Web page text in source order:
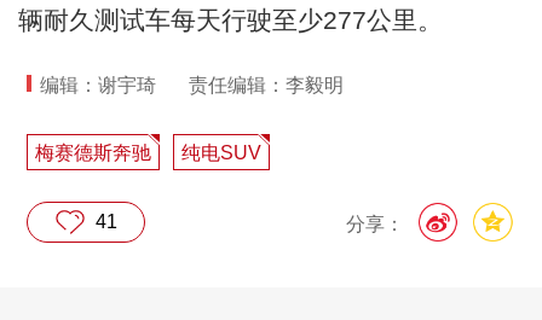
辆耐久测试车每天行驶至少277公里。
编辑：谢宇琦 责任编辑：李毅明
梅赛德斯奔驰 纯电SUV
分享：
41